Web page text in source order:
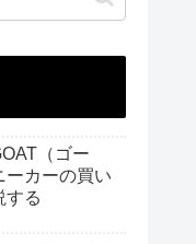
（ゴー
ーカーの買い
する